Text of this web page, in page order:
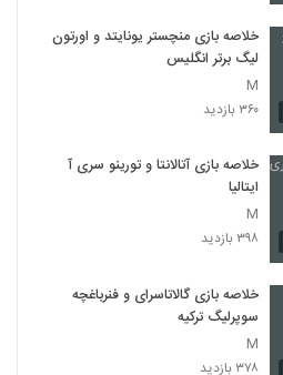
خلاصه بازی منچستر یونایتد و اورتون
لیگ برتر انگلیس
M
۳۶۰ بازدید
خلاصه بازی آتالانتا و تورینو سری آ
ایتالیا
M
۳۹۸ بازدید
خلاصه بازی گالاتاسرای و فنرباغچه
سوپرلیگ ترکیه
M
۳۷۸ بازدید